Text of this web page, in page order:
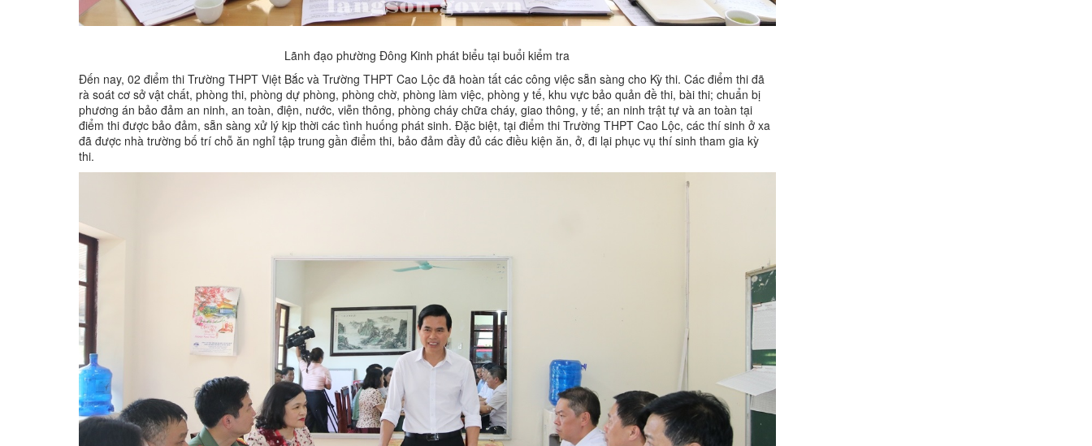
Lãnh đạo phường Đông Kinh phát biểu tại buổi kiểm tra
Đến nay, 02 điểm thi Trường THPT Việt Bắc và Trường THPT Cao Lộc đã hoàn tất các công việc sẵn sàng cho Kỳ thi. Các điểm thi đã
rà soát cơ sở vật chất, phòng thi, phòng dự phòng, phòng chờ, phòng làm việc, phòng y tế, khu vực bảo quản đề thi, bài thi; chuẩn bị
phương án bảo đảm an ninh, an toàn, điện, nước, viễn thông, phòng cháy chữa cháy, giao thông, y tế; an ninh trật tự và an toàn tại
điểm thi được bảo đảm, sẵn sàng xử lý kịp thời các tình huống phát sinh. Đặc biệt, tại điểm thi Trường THPT Cao Lộc, các thí sinh ở xa
đã được nhà trường bố trí chỗ ăn nghỉ tập trung gần điểm thi, bảo đảm đầy đủ các điều kiện ăn, ở, đi lại phục vụ thí sinh tham gia kỳ
thi.